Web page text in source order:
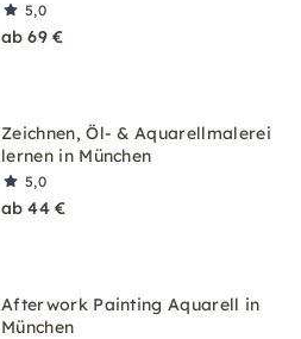
5,0
ab 69 €
Zeichnen, Öl- & Aquarellmalerei
lernen in München
5,0
ab 44 €
Afterwork Painting Aquarell in
München